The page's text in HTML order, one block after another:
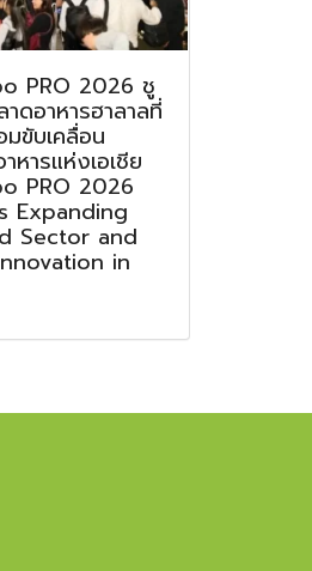
PRO 2026 ชู
ดอาหารฮาลาลที่
ขับเคลื่อน
หารแห่งเอเชีย
PRO 2026
Expanding
Sector and
in